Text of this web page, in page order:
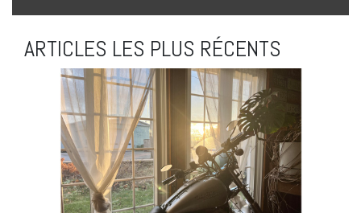
ARTICLES LES PLUS RÉCENTS